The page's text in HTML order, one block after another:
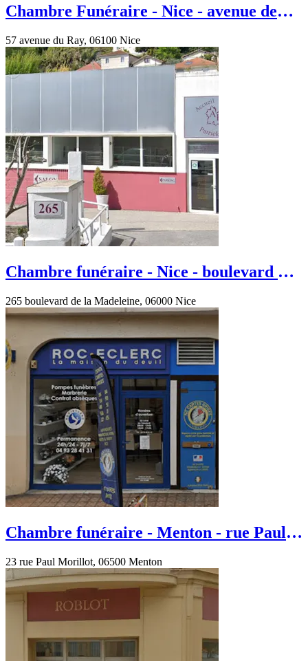
Chambre Funéraire - Nice - avenue de
57 avenue du Ray, 06100 Nice
Chambre funéraire - Nice - boulevard de
265 boulevard de la Madeleine, 06000 Nice
Chambre funéraire - Menton - rue Paul
23 rue Paul Morillot, 06500 Menton